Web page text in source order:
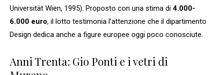
Universität Wien, 1995). Proposto con una stima di 4.000-
6.000 euro, il lotto testimonia l’attenzione che il dipartimento
Design dedica anche a figure europee oggi poco conosciute.
Anni Trenta: Gio Ponti e i vetri di